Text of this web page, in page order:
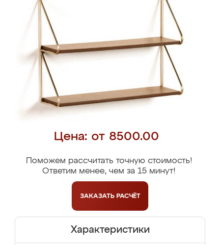
Цена: от 8500.00
Поможем рассчитать точную стоимость!
Ответим менее, чем за 15 минут!
ЗАКАЗАТЬ РАСЧЁТ
Характеристики